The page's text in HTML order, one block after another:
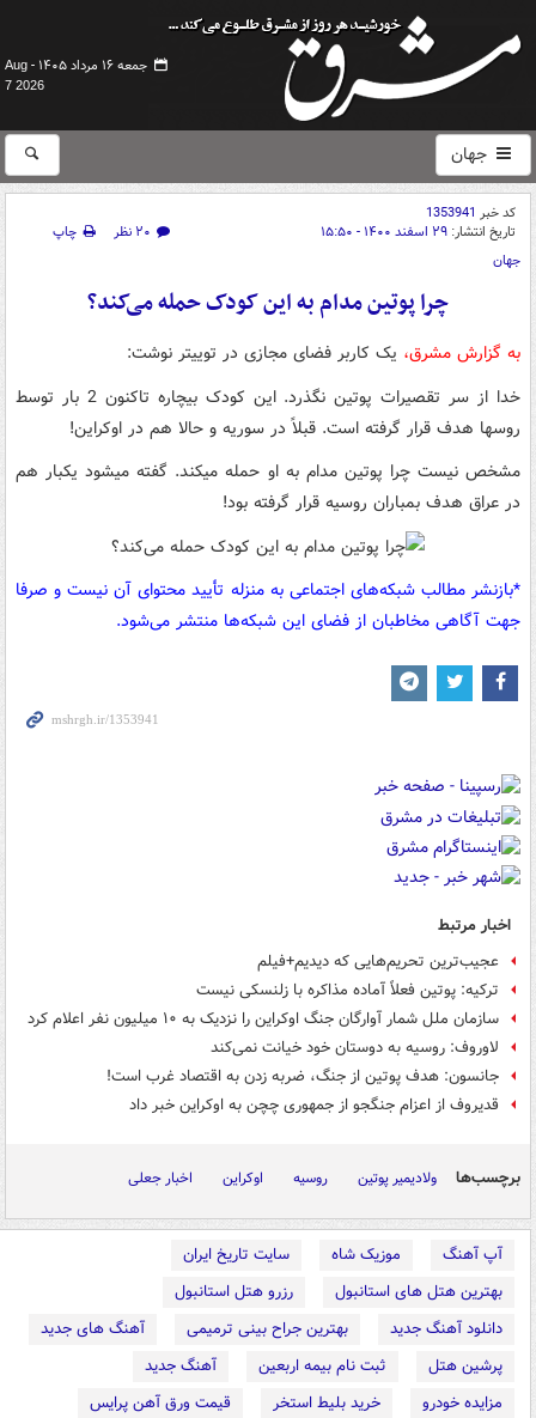
جمعه ۱۶ مرداد ۱۴۰۵ -
Aug
7 2026
جهان
کد خبر 1353941
تاریخ انتشار: ۲۹ اسفند ۱۴۰۰ - ۱۵:۵۰ ۲۰ نظر
چاپ
جهان
چرا پوتین مدام به این کودک حمله می‌کند؟
به گزارش مشرق، یک کاربر فضای مجازی در توییتر نوشت:
‏خدا از سر تقصیرات ‎پوتین نگذرد. این کودک بیچاره تاکنون 2 بار توسط
روسها هدف قرار گرفته است. قبلاً در سوریه و حالا هم در ‎اوکراین!
مشخص نیست چرا پوتین مدام به او حمله میکند. گفته میشود یکبار هم
در عراق هدف بمباران ‎روسیه قرار گرفته بود!
*بازنشر مطالب شبکه‌های اجتماعی به منزله تأیید محتوای آن نیست و صرفا
جهت آگاهی مخاطبان از فضای این شبکه‌ها منتشر می‌شود.
اخبار مرتبط
عجیب‌ترین تحریم‌هایی که دیدیم+فیلم
ترکیه: پوتین فعلاً آماده مذاکره با زلنسکی نیست
سازمان ملل شمار آوارگان جنگ اوکراین را نزدیک به ۱۰ میلیون نفر اعلام کرد
لاوروف: روسیه به دوستان خود خیانت نمی‌کند
جانسون: هدف پوتین از جنگ، ضربه زدن به اقتصاد غرب است!
قدیروف از اعزام جنگجو از جمهوری چچن به اوکراین خبر داد
برچسب‌ها ولادیمیر پوتین روسیه اوکراین اخبار جعلی
آپ آهنگ موزیک شاه
سایت تاریخ ایران
بهترین هتل های استانبول
رزرو هتل استانبول
دانلود آهنگ جدید
بهترین جراح بینی ترمیمی
آهنگ های جدید
پرشین هتل
ثبت نام بیمه اربعین
آهنگ جدید
مزایده خودرو
خرید بلیط استخر
قیمت ورق آهن پرایس